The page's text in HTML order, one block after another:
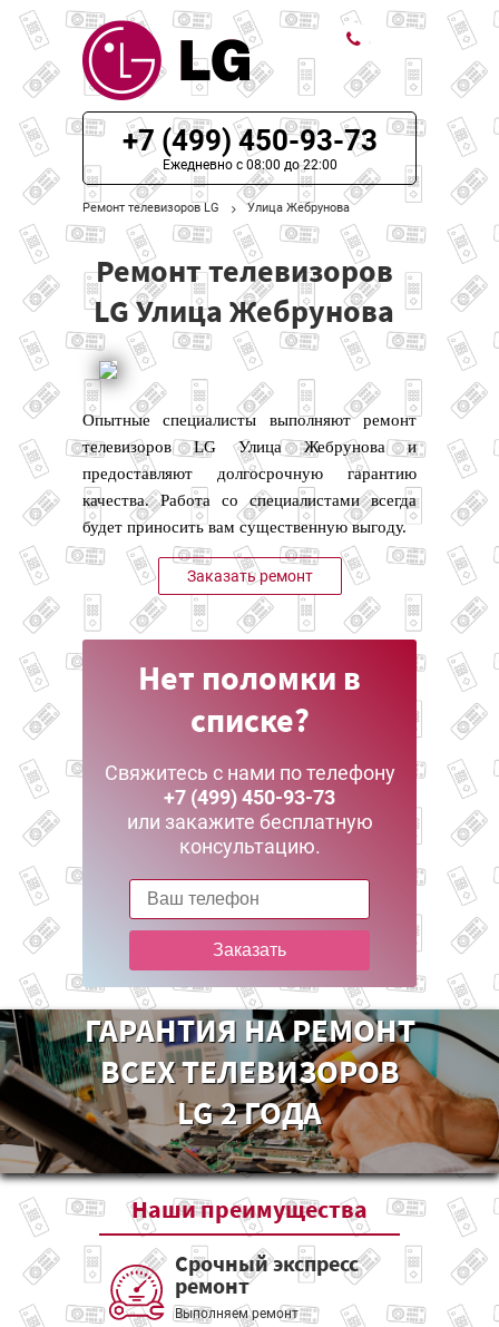
ЦЕНЫ НА РЕМОНТ
О СЕРВИСЕ
МОДЕЛИ LG
НАШИ КОНТАКТЫ
+7 (499) 450-93-73
Ежедневно с 08:00 до 22:00
Ремонт телевизоров LG Улица Жебрунова
Ремонт телевизоров
LG Улица Жебрунова
Опытные специалисты выполняют ремонт
телевизоров LG Улица Жебрунова и
предоставляют долгосрочную гарантию
качества. Работа со специалистами всегда
будет приносить вам существенную выгоду.
Заказать ремонт
Нет поломки в
списке?
Свяжитесь с нами по телефону
+7 (499) 450-93-73
или закажите бесплатную
консультацию.
Заказать
ГАРАНТИЯ НА РЕМОНТ
ВСЕХ ТЕЛЕВИЗОРОВ
LG 2 ГОДА
Нашипреимущества
Срочный экспресс
ремонт
Выполняем ремонт